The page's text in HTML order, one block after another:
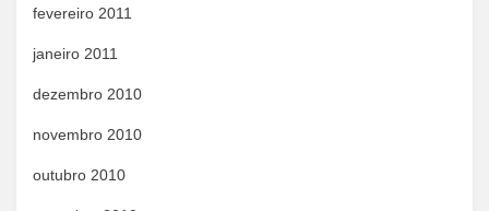
fevereiro 2011
janeiro 2011
dezembro 2010
novembro 2010
outubro 2010